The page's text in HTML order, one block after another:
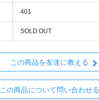
401
SOLD OUT
この商品を友達に教える
この商品について問い合わせる